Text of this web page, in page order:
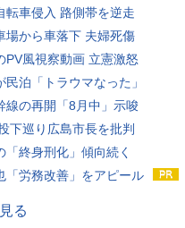
転車侵入 路側帯を逆走
場から車落下 夫婦死傷
PV風視察動画 立憲激怒
民泊「トラウマなった」
線の再開「8月中」示唆
下巡り広島市長を批判
「終身刑化」傾向続く
「労務改善」をアピール
る